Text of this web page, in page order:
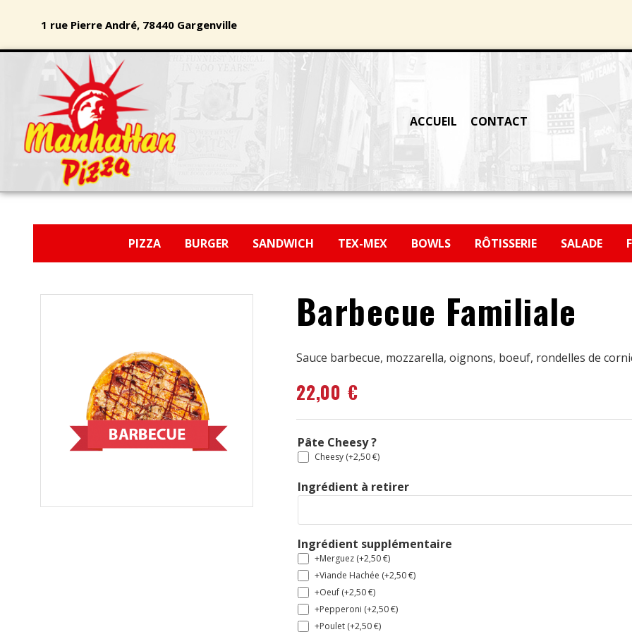
1 rue Pierre André, 78440 Gargenville
ACCUEIL CONTACT
PIZZA BURGER SANDWICH TEX-MEX BOWLS RÔTISSERIE SALADE
Barbecue Familiale
Sauce barbecue, mozzarella, oignons, boeuf, rondelles de
22,00 €
Pâte Cheesy ?
Cheesy (+2,50€)
Ingrédient à retirer
Ingrédient supplémentaire
+Merguez (+2,50€)
+Viande Hachée (+2,50€)
+Oeuf (+2,50€)
+Pepperoni (+2,50€)
+Poulet (+2,50€)